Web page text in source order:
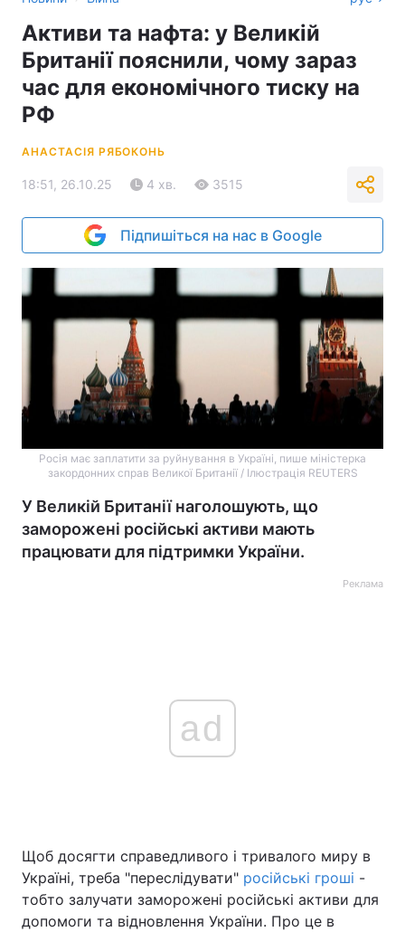
Активи та нафта: у Великій
Британії пояснили, чому зараз
час для економічного тиску на
РФ
АНАСТАСІЯ РЯБОКОНЬ
18:51, 26.10.25 4 хв. 3515
Підпишіться на нас в Google
Росія має заплатити за руйнування в Україні, пише міністерка
закордонних справ Великої Британії / Ілюстрація REUTERS
У Великій Британії наголошують, що
заморожені російські активи мають
працювати для підтримки України.
Реклама
ad
Щоб досягти справедливого і тривалого миру в
Україні, треба "переслідувати" російські гроші -
тобто залучати заморожені російські активи для
допомоги та відновлення України. Про це в